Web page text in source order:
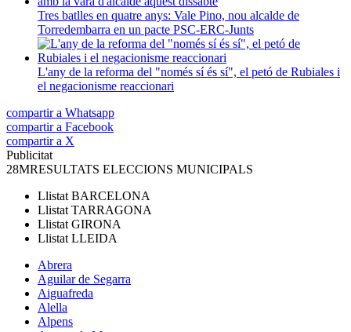
Tres batlles en quatre anys: Vale Pino, nou alcalde de
Torredembarra en un pacte PSC-ERC-Junts
L'any de la reforma del "només sí és sí", el petó de Rubiales i
el negacionisme reaccionari
compartir a Whatsapp
compartir a Facebook
compartir a X
Publicitat
28MRESULTATS ELECCIONS MUNICIPALS
Llistat BARCELONA
Llistat TARRAGONA
Llistat GIRONA
Llistat LLEIDA
Abrera
Aguilar de Segarra
Aiguafreda
Alella
Alpens